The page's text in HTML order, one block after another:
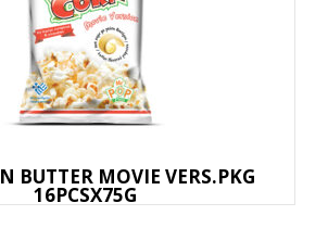
BUTTER MOVIE VERS.PKG
16PCSX75G